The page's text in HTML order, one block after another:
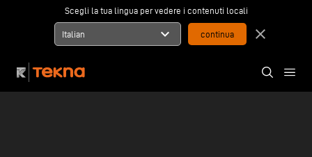
Scegli la tua lingua per vedere i contenuti locali
Italian expand_more close